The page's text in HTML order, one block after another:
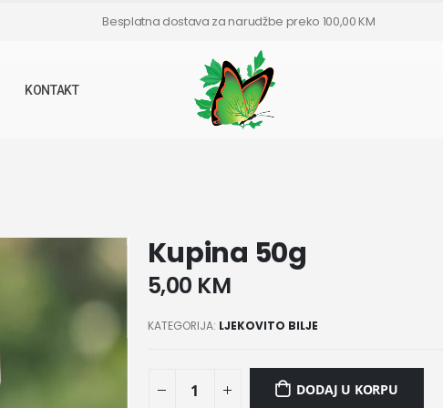
Besplatna dostava za narudžbe preko 100,00 KM
KONTAKT
Kupina 50g
5,00 KM
KATEGORIJA: LJEKOVITO BILJE
DODAJ U KORPU